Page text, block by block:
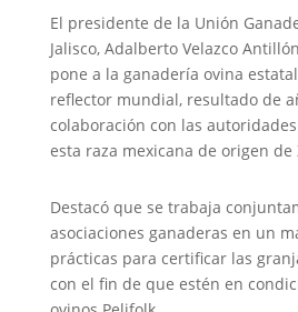
El presidente de la Unión
Jalisco, Adalberto Velazco
pone a la ganadería ovina
reflector mundial, resultado de
colaboración con las
esta raza mexicana de origen de
Destacó que se trabaja
asociaciones ganaderas en un
prácticas para certificar las
con el fin de que estén en